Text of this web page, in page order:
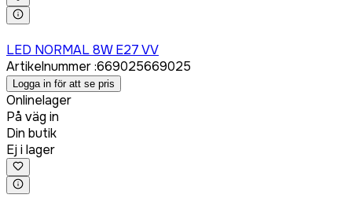
LED NORMAL 8W E27 VV
Artikelnummer:669025669025
Logga in för att se pris
Onlinelager
På väg in
Din butik
Ej i lager